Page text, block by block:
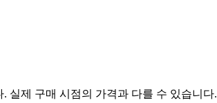
실제 구매 시점의 가격과 다를 수 있습니다.